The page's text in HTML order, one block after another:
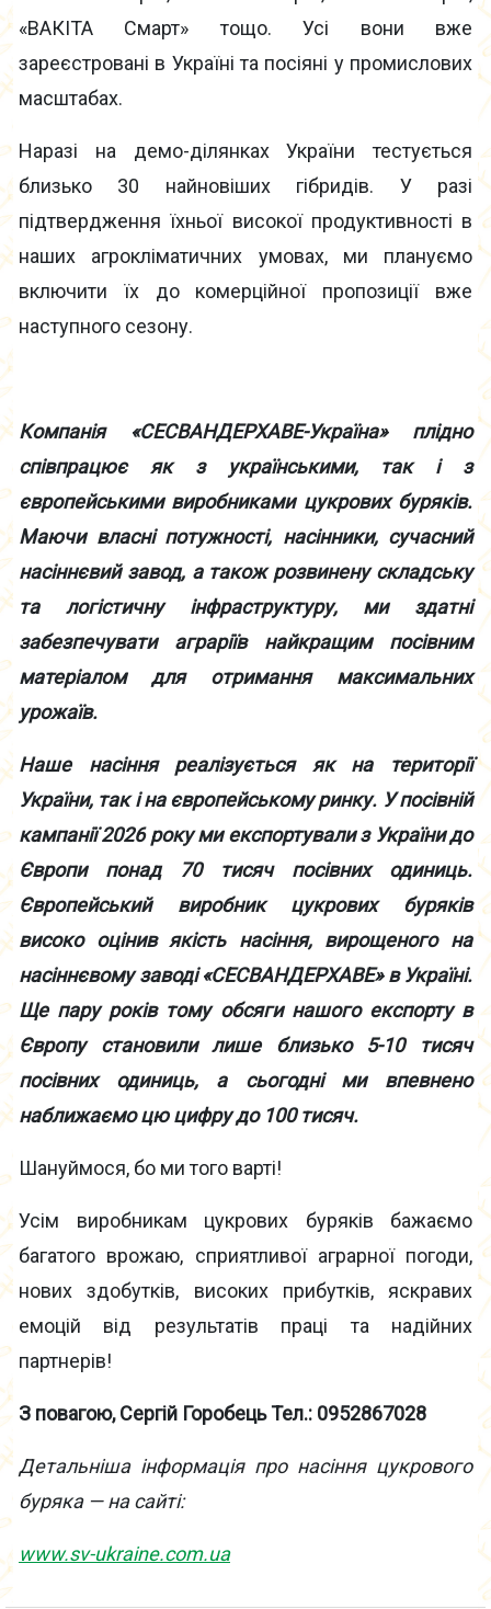
«ВАКІТА Смарт» тощо. Усі вони вже
зареєстровані в Україні та посіяні у промислових
масштабах.
Наразі на демо-ділянках України тестується
близько 30 найновіших гібридів. У разі
підтвердження їхньої високої продуктивності в
наших агрокліматичних умовах, ми плануємо
включити їх до комерційної пропозиції вже
наступного сезону.
Компанія «СЕСВАНДЕРХАВЕ-Україна» плідно
співпрацює як з українськими, так і з
європейськими виробниками цукрових буряків.
Маючи власні потужності, насінники, сучасний
насіннєвий завод, а також розвинену складську
та логістичну інфраструктуру, ми здатні
забезпечувати аграріїв найкращим посівним
матеріалом для отримання максимальних
урожаїв.
Наше насіння реалізується як на території
України, так і на європейському ринку. У посівній
кампанії 2026 року ми експортували з України до
Європи понад 70 тисяч посівних одиниць.
Європейський виробник цукрових буряків
високо оцінив якість насіння, вирощеного на
насіннєвому заводі «СЕСВАНДЕРХАВЕ» в Україні.
Ще пару років тому обсяги нашого експорту в
Європу становили лише близько 5-10 тисяч
посівних одиниць, а сьогодні ми впевнено
наближаємо цю цифру до 100 тисяч.
Шануймося, бо ми того варті!
Усім виробникам цукрових буряків бажаємо
багатого врожаю, сприятливої аграрної погоди,
нових здобутків, високих прибутків, яскравих
емоцій від результатів праці та надійних
партнерів!
З повагою, Сергій ГоробецьТел.: 0952867028
Детальніша інформація про насіння цукрового
буряка — на сайті:
www.sv-ukraine.com.ua